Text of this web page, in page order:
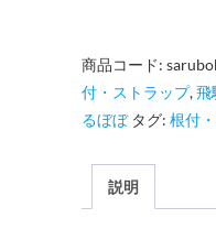
「部
活
応
る
商品コード:
付・ストラップ,飛
るぼぼ タグ: 根付
説明